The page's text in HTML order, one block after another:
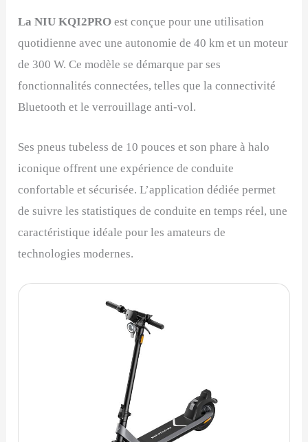
La NIU KQI2PROest conçue pour une utilisation
quotidienne avec une autonomie de 40 km et un moteur
de 300 W. Ce modèle se démarque par ses
fonctionnalités connectées, telles que la connectivité
Bluetooth et le verrouillage anti-vol.
Ses pneus tubeless de 10 pouces et son phare à halo
iconique offrent une expérience de conduite
confortable et sécurisée. L’application dédiée permet
de suivre les statistiques de conduite en temps réel, une
caractéristique idéale pour les amateurs de
technologies modernes.